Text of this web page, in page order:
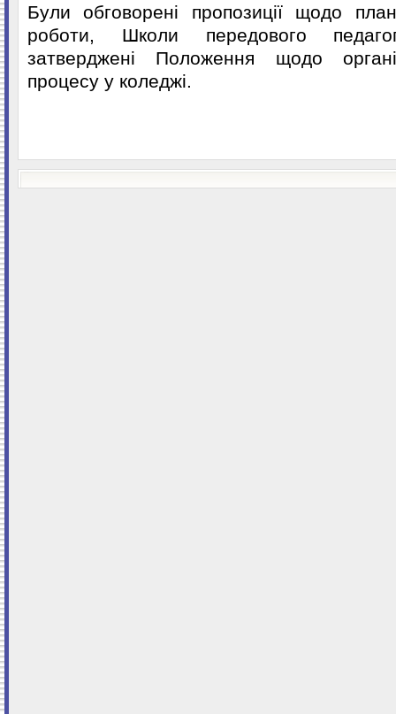
Були обговорені пропозиції щодо
роботи, Школи передового
затверджені Положення щодо
процесу у коледжі.